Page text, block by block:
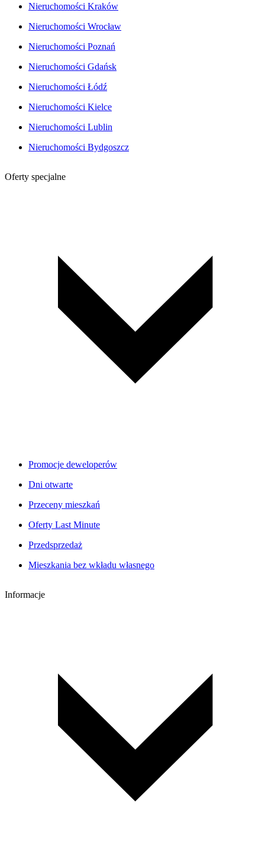
Nieruchomości Kraków
Nieruchomości Wrocław
Nieruchomości Poznań
Nieruchomości Gdańsk
Nieruchomości Łódź
Nieruchomości Kielce
Nieruchomości Lublin
Nieruchomości Bydgoszcz
Oferty specjalne
Promocje deweloperów
Dni otwarte
Przeceny mieszkań
Oferty Last Minute
Przedsprzedaż
Mieszkania bez wkładu własnego
Informacje